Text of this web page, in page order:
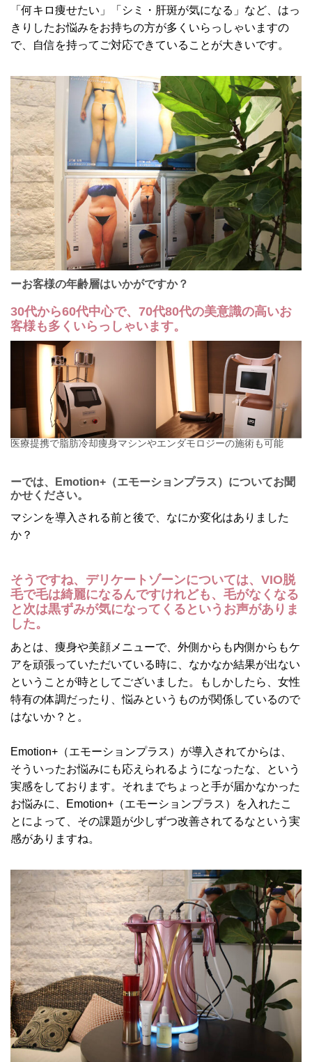
「何キロ痩せたい」「シミ・肝斑が気になる」など、はっ
きりしたお悩みをお持ちの方が多くいらっしゃいますの
で、自信を持ってご対応できていることが大きいです。
ーお客様の年齢層はいかがですか？
30代から60代中心で、70代80代の美意識の高いお
客様も多くいらっしゃいます。
医療提携で脂肪冷却痩身マシンやエンダモロジーの施術も可能
ーでは、Emotion+（エモーションプラス）についてお聞
かせください。
マシンを導入される前と後で、なにか変化はありました
か？
そうですね、デリケートゾーンについては、VIO脱
毛で毛は綺麗になるんですけれども、毛がなくなる
と次は黒ずみが気になってくるというお声がありま
した。
あとは、痩身や美顔メニューで、外側からも内側からもケ
アを頑張っていただいている時に、なかなか結果が出ない
ということが時としてございました。もしかしたら、女性
特有の体調だったり、悩みというものが関係しているので
はないか？と。
Emotion+（エモーションプラス）が導入されてからは、
そういったお悩みにも応えられるようになったな、という
実感をしております。それまでちょっと手が届かなかった
お悩みに、Emotion+（エモーションプラス）を入れたこ
とによって、その課題が少しずつ改善されてるなという実
感がありますね。